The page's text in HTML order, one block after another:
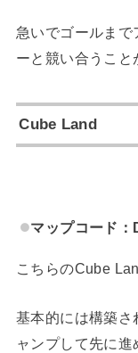
急いでゴールま
ーと競い合うこと
Cube Land
マップコード
こちらのCube
基本的には構築さ
ャンプして先に